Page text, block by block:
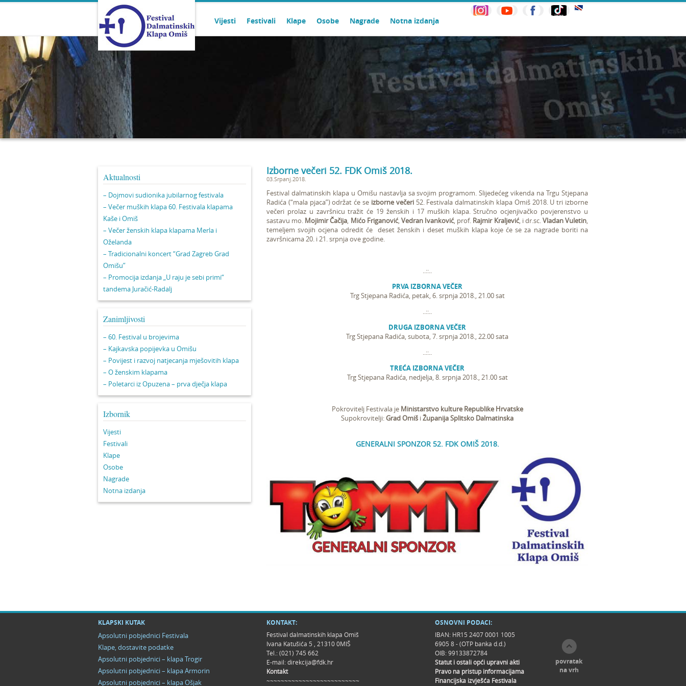
Vijesti Festivali Klape Osobe Nagrade Notna izdanja
Aktualnosti
– Dojmovi sudionika jubilarnog festivala
– Večer muških klapa 60. Festivala klapama
Kaše i Omiš
– Večer ženskih klapa klapama Merla i
Oželanda
– Tradicionalni koncert “Grad Zagreb Grad
Omišu”
– Promocija izdanja „U raju je sebi primi“
tandema Juračić-Radalj
Zanimljivosti
– 60. Festival u brojevima
– Kajkavska popijevka u Omišu
– Povijest i razvoj natjecanja mješovitih klapa
– O ženskim klapama
– Poletarci iz Opuzena – prva dječja klapa
Izbornik
Vijesti
Festivali
Klape
Osobe
Nagrade
Notna izdanja
Izborne večeri 52. FDK Omiš 2018.
03.Srpanj.2018.
Festival dalmatinskih klapa u Omišu nastavlja sa svojim programom. Slijedećeg vikenda na Trgu Stjepana
Radića (“mala pjaca”) održat će se izborne večeri52. Festivala dalmatinskih klapa Omiš 2018. U tri izborne
večeri prolaz u završnicu tražit će 19 ženskih i 17 muških klapa.Stručno ocjenjivačko povjerenstvo u
sastavu mo. Mojimir Čačija, Mićo Friganović,Vedran Ivanković, prof. Rajmir Kraljević, i dr.sc.Vladan Vuletin,
temeljem svojih ocjena odredit će deset ženskih i deset muških klapa koje će se za nagrade boriti na
završnicama 20. i 21. srpnja ove godine.
..::..
PRVA IZBORNA VEČER
Trg Stjepana Radića, petak, 6. srpnja 2018., 21.00 sat
..::..
DRUGA IZBORNA VEČER
Trg Stjepana Radića, subota, 7. srpnja 2018., 22.00 sata
..::..
TREĆA IZBORNA VEČER
Trg Stjepana Radića, nedjelja, 8. srpnja 2018., 21.00 sat
Pokrovitelj Festivala je Ministarstvo kulture Republike Hrvatske
Supokrovitelji:Grad Omiš iŽupanija Splitsko Dalmatinska
GENERALNI SPONZOR 52. FDK OMIŠ 2018.
KLAPSKI KUTAK
Apsolutni pobjednici Festivala
Klape, dostavite podatke
Apsolutni pobjednici – klapa Trogir
Apsolutni pobjednici – klapa Armorin
Apsolutni pobjednici – klapa Ošjak
KONTAKT:
Festival dalmatinskih klapa Omiš
Ivana Katušića 5 , 21310 0MIŠ
Tel.: (021) 745 662
E-mail:direkcija@fdk.hr
Kontakt
~~~~~~~~~~~~~~~~~~~~~~~~~~
OSNOVNI PODACI:
IBAN: HR15 2407 0001 1005
6905 8 - (OTP banka d.d.)
OIB: 99133872784
Statut i ostali opći upravni akti
Pravo na pristup informacijama
Financijska izvješća Festivala
povratak
na vrh